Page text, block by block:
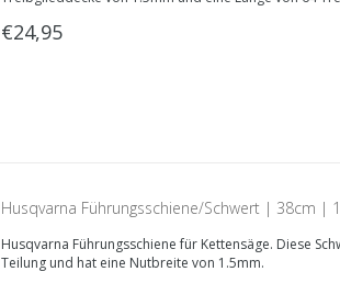
€24,95
Husqvarna Führungsschiene/Schwert | 38cm |
Husqvarna Führungsschiene für Kettensäge. Diese
Teilung und hat eine Nutbreite von 1.5mm.